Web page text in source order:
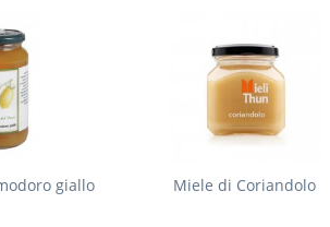
giallo Miele di Coriandolo